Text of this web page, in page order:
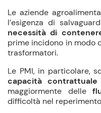
Le aziende
l’esigenza di
necessità di
prime incidono in modo
trasformatori.
Le PMI, in particolare,
capacità contrattuale
maggiormente delle
difficoltà nel